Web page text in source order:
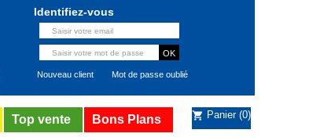
Identifiez-vous
Nouveau client Mot de passe oublié
shopping_cart Panier (0)
Top vente Bons Plans